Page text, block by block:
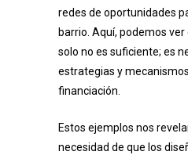
redes de oportunidades
barrio. Aquí, podemos
solo no es suficiente; es
estrategias y
financiación.
Estos ejemplos nos
necesidad de que los